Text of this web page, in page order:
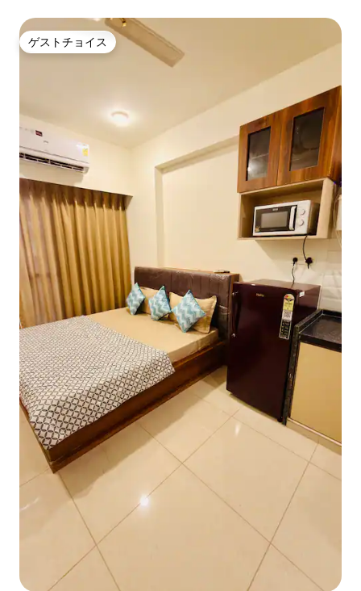
ゲストチョイス
ゲストチョイス